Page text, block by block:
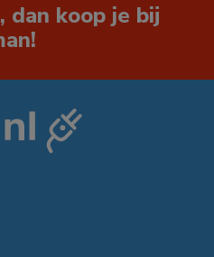
dan koop je bij